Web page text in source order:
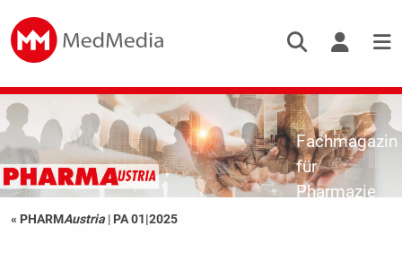
Fachmagazin
für
Pharmazie
« PHARMAustria | PA 01|2025